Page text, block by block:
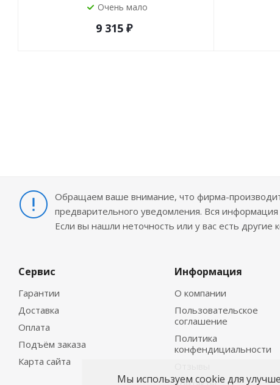
Очень мало
9 315 ₽
Обращаем ваше внимание, что фирма-
предварительного уведомления. Вся
Если вы нашли неточность или у вас есть
Сервис
Гарантии
Доставка
Оплата
Подъём заказа
Карта сайта
Информация
О компании
Пользовательское
соглашение
Политика
конфендициальности
Мы используем cookie для